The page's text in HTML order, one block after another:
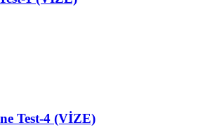
Test-4 (VİZE)